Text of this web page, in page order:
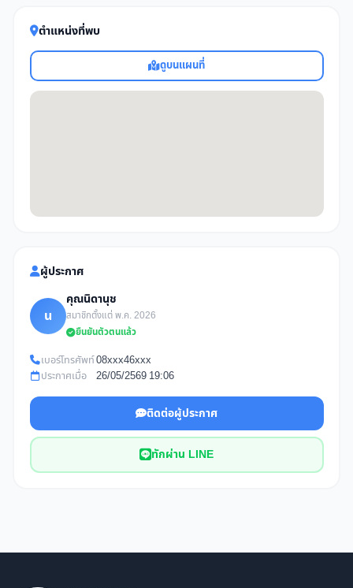
ตำแหน่งที่พบ
ดูบนแผนที่
ผู้ประกาศ
น
คุณนิดานุช
สมาชิกตั้งแต่ พ.ค. 2026
ยืนยันตัวตนแล้ว
เบอร์โทรศัพท์08xxx46xxx
ประกาศเมื่อ
26/05/2569 19:06
ติดต่อผู้ประกาศ
ทักผ่าน LINE